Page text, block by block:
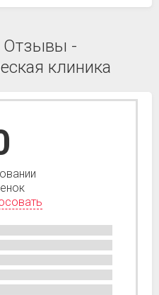
Отзывы -
клиника